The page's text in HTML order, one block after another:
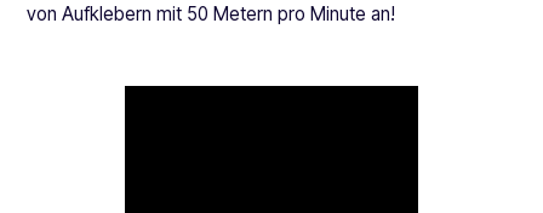
von Aufklebern mit 50 Metern pro Minute an!